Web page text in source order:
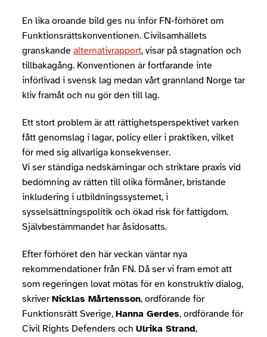
En lika oroande bild ges nu inför FN-förhöret om
Funktionsrättskonventionen. Civilsamhällets
granskande alternativrapport, visar på stagnation och
tillbakagång. Konventionen är fortfarande inte
införlivad i svensk lag medan vårt grannland Norge tar
kliv framåt och nu gör den till lag.
Ett stort problem är att rättighetsperspektivet varken
fått genomslag i lagar, policy eller i praktiken, vilket
för med sig allvarliga konsekvenser.
Vi ser ständiga nedskärningar och striktare praxis vid
bedömning av rätten till olika förmåner, bristande
inkludering i utbildningssystemet, i
sysselsättningspolitik och ökad risk för fattigdom.
Självbestämmandet har åsidosatts.
Efter förhöret den här veckan väntar nya
rekommendationer från FN. Då ser vi fram emot att
som regeringen lovat mötas för en konstruktiv dialog,
skriverNicklas Mårtensson, ordförande för
Funktionsrätt Sverige, Hanna Gerdes, ordförande för
Civil Rights Defenders och Ulrika Strand,